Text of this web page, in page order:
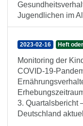
Jugendlichen im
2023-02-16 Heft
Monitoring der
COVID-19-
3. Quartalsbericht
Deutschland